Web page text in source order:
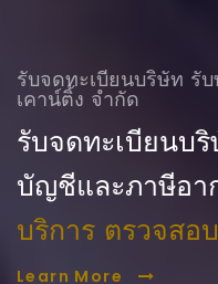
รับจดทะเบียนบริษัท รั
เคาน์ติ้ง จำกัด
รับจดทะเบียนบ
บัญชีและภาษีอา
บริการ ตรวจสอ
Learn More